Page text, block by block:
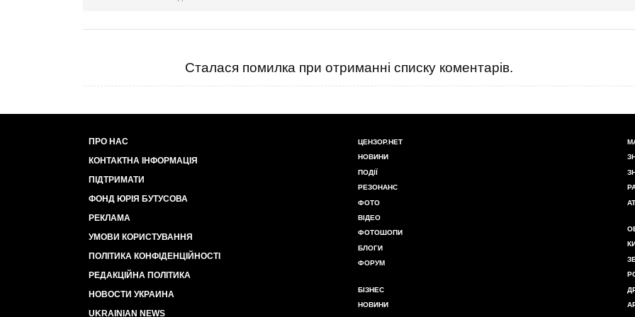
Сталася помилка при отриманні списку коментарів.
ПРО НАС
КОНТАКТНА ІНФОРМАЦІЯ
ПІДТРИМАТИ
ФОНД ЮРІЯ БУТУСОВА
РЕКЛАМА
УМОВИ КОРИСТУВАННЯ
ПОЛІТИКА КОНФІДЕНЦІЙНОСТІ
РЕДАКЦІЙНА ПОЛІТИКА
НОВОСТИ УКРАИНА
UKRAINIAN NEWS
ЦЕНЗОР.НЕТ
НОВИНИ
ПОДІЇ
РЕЗОНАНС
ФОТО
ВІДЕО
ФОТОШОПИ
БЛОГИ
ФОРУМ
БІЗНЕС
НОВИНИ